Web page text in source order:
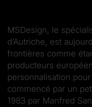
MS­Design, le
d’Autriche, est
frontières comme
producteurs
personnalisation
commencé par un
1983 par Manfred